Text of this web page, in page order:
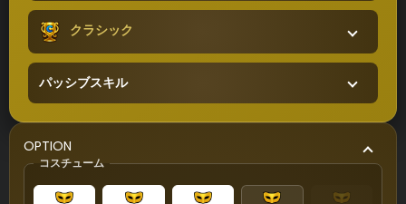
クラシック
パッシブスキル
OPTION
コスチューム